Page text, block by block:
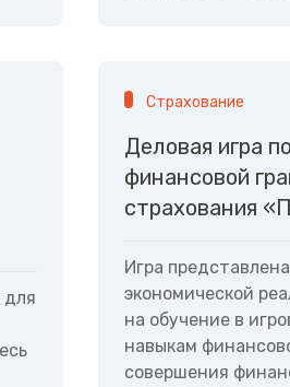
для
Страхование
Деловая игра
финансовой
страхования
Игра
экономической
на обучение в
навыкам
совершения